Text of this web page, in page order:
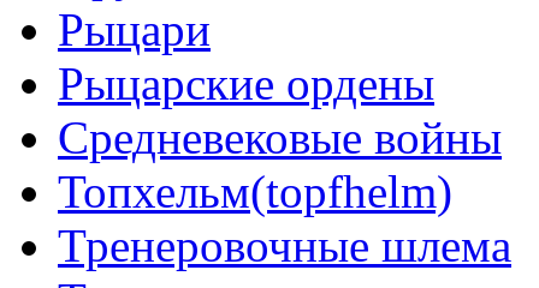
Рыцари
Рыцарские ордены
Средневековые войны
Топхельм(topfhelm)
Тренеровочные шлема